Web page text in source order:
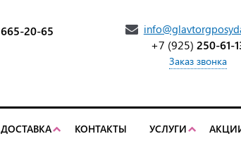
665-20-65
+7 (925)250-61-
Заказ звонка
ДОСТАВКА КОНТАКТЫ УСЛУГИ